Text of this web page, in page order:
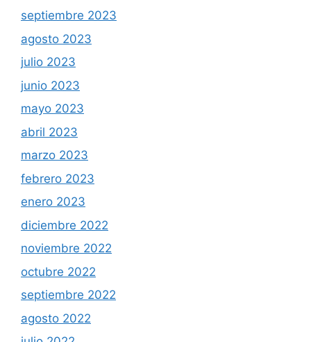
septiembre 2023
agosto 2023
julio 2023
junio 2023
mayo 2023
abril 2023
marzo 2023
febrero 2023
enero 2023
diciembre 2022
noviembre 2022
octubre 2022
septiembre 2022
agosto 2022